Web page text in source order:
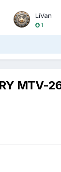
LiVan
1
MTV-